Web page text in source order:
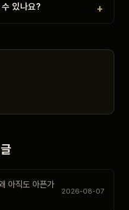
있나요?
아직도 아픈가
2026-08-07